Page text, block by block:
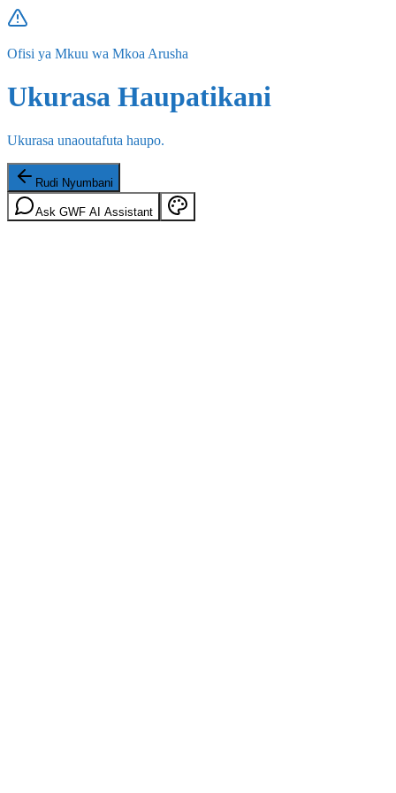
Ofisi ya Mkuu wa Mkoa Arusha
Ukurasa Haupatikani
Ukurasa unaoutafuta haupo.
Rudi Nyumbani
Ask GWF AI Assistant